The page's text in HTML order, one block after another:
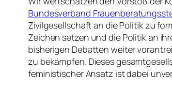
Bundesverband
Zivilgesellschaft an die Politik zu
Zeichen setzen und die Politik an
bisherigen Debatten weiter
zu bekämpfen. Dieses
feministischer Ansatz ist dabei